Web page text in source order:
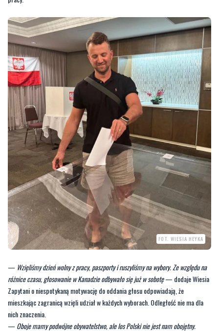
FOT. WIESIA HEYKA
—Wzięliśmy dzień wolny z pracy, paszporty i ruszyliśmy na wybory. Ze względu na
różnice czasu, głosowanie w Kanadzie odbywało się już w sobotę— dodaje Wiesia
mieszkając zagranicą wzięli udział w każdych wyborach. Odległość nie ma dla
nich znaczenia.
—Oboje mamy podwójne obywatelstwo, ale los Polski nie jest nam obojętny.
Śledzimy na bieżąco wydarzenia i scenę polityczną, szczególnie że wkrótce
planujemy wrócić do kraju. Udział w wyborach to dla nas nie tylko obowiązek, ale i
ogromny przywilej. Polska zajmuje wyjątkowe miejsce w moim sercu i nie